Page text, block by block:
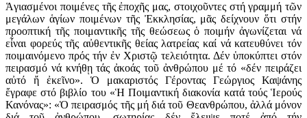
Ἁγιασμένοι ποιμένες τῆς ἐποχῆς μας, στοιχοῦντες στή γραμμή τῶν
μεγάλων ἁγίων ποιμένων τῆς Ἐκκλησίας, μᾶς δείχνουν ὅτι στήν
προοπτική τῆς ποιμαντικῆς τῆς θεώσεως ὁ ποιμήν ἀγωνίζεται νά
εἶναι φορεύς τῆς αὐθεντικῆς θείας λατρείας καί νά κατευθύνει τόν
ποιμαινόμενο πρός τήν ἐν Χριστῷ τελειότητα. Δέν ὑποκύπτει στόν
πειρασμό νά κνήθῃ τάς ἀκοάς τοῦ ἀνθρώπου μέ τό «δέν πειράζει
αὐτό ἤ ἐκεῖνο». Ὁ μακαριστός Γέροντας Γεώργιος Καψάνης
ἔγραφε στό βιβλίο του «Ἡ Ποιμαντική διακονία κατά τούς Ἱερούς
Κανόνας»: «Ὁ πειρασμός τῆς μή διά τοῦ Θεανθρώπου, ἀλλά μόνον